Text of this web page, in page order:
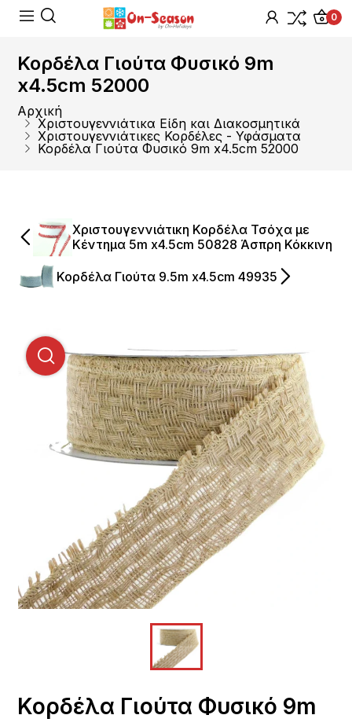
0
Κορδέλα Γιούτα Φυσικό 9m
x4.5cm 52000
Αρχική
Χριστουγεννιάτικα Είδη και Διακοσμητικά
Χριστουγεννιάτικες Κορδέλες - Υφάσματα
Κορδέλα Γιούτα Φυσικό 9m x4.5cm 52000
Χριστουγεννιάτικη Κορδέλα Τσόχα με
Κέντημα 5m x4.5cm 50828 Άσπρη Κόκκινη
Κορδέλα Γιούτα 9.5m x4.5cm 49935
Κορδέλα Γιούτα Φυσικό 9m